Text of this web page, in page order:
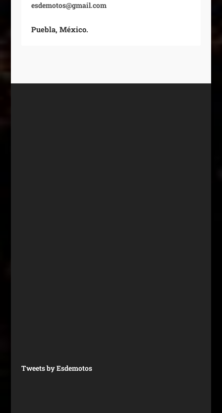
esdemotos@gmail.com
Puebla, México.
Tweets by Esdemotos